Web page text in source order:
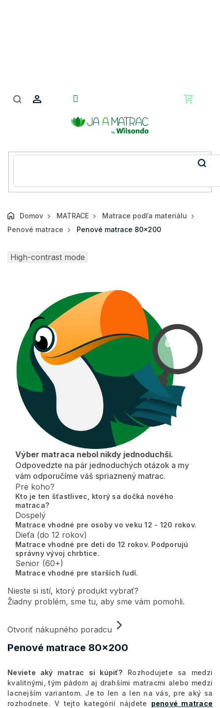
Domov MATRACE
Matrace podľa materiálu
Penové matrace
Penové matrace 80x200
Penové matrace 80x200
High-contrast mode
Výber matraca nebol nikdy jednoduchší.
Odpovedzte na pár jednoduchých otázok a my
vám odporučíme váš spriaznený matrac.
Pre koho?
Kto je ten šťastlivec, ktorý sa dočká nového
matraca?
Dospelý
Matrace vhodné pre osoby vo veku 12 - 120 rokov.
Dieťa (do 12 rokov)
Matrace vhodné pre deti do 12 rokov. Podporujú
správny vývoj chrbtice.
Senior (60+)
Matrace vhodné pre starších ľudí.
Nieste si istí, ktorý produkt vybrať?
Žiadny problém, sme tu, aby sme vám pomohli.
Otvoriť nákupného poradcu
Neviete aký matrac si kúpiť? Rozhodujete sa medzi
kvalitnými, tým pádom aj drahšími matracmi alebo medzi
lacnejším variantom. Je to len a len na vás, pre aký sa
rozhodnete. V tejto kategórií nájdete penové matrace